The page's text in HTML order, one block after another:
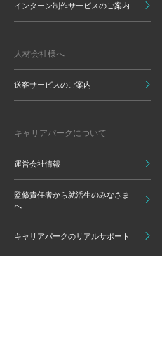
インターン制作サービスのご案内
人材会社様へ
送客サービスのご案内
キャリアパークについて
運営会社情報
監修責任者から就活生のみなさま
へ
キャリアパークのリアルサポート